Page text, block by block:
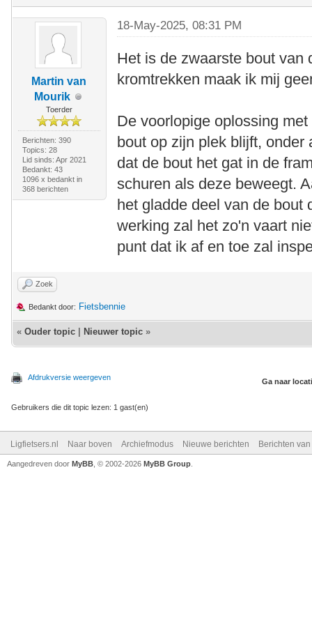
Martin van
Mourik
Toerder
Berichten: 390
Topics: 28
Lid sinds: Apr 2021
Bedankt: 43
1096 x bedankt in
368 berichten
18-May-2025, 08:31 PM
Het is de zwaarste bout van
kromtrekken maak ik mij
De voorlopige oplossing
bout op zijn plek blijft,
dat de bout het gat in de
schuren als deze beweegt.
het gladde deel van de bout
werking zal het zo'n vaart
punt dat ik af en toe zal
Zoek
Bedankt door: Fietsbennie
« Ouder topic Nieuwer topic »
Afdrukversie weergeven Ga naar
Gebruikers die dit topic lezen: 1 gast(en)
Ligfietsers.nl Naar boven Archiefmodus Nieuwe berichten Berichten
Aangedreven door MyBB , © 2002-2026 MyBB Group